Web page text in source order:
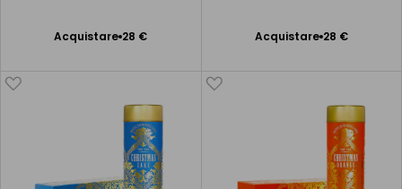
Acquistare 28 €
Aggiungere
Acquistare 28 €
Aggiungere